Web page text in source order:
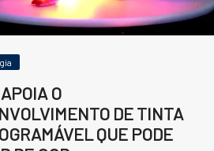
O
DE TINTA
QUE PODE